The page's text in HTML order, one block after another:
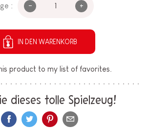
: - +
IN DEN WARENKORB
product to my list of favorites.
dieses tolle Spielzeug!